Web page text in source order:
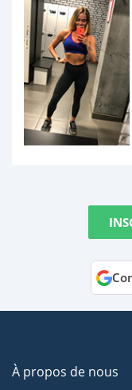
À propos de nous